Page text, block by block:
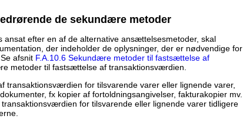
de sekundære metoder
efter en af de alternative ansættelsesmetoder, skal
der indeholder de oplysninger, der er nødvendige for
afsnit F.A.10.6 Sekundære metoder til fastsættelse af
metoder til fastsættelse af transaktionsværdien.
for tilsvarende varer eller lignende varer,
fx kopier af fortoldningsangivelser, fakturakopier mv.
for tilsvarende eller lignende varer tidligere